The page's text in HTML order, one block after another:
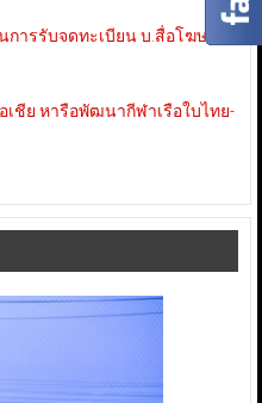
นการรับจดทะเบียน บ.สื่อโฆษณา
เชีย หารือพัฒนากีฬาเรือใบไทย-